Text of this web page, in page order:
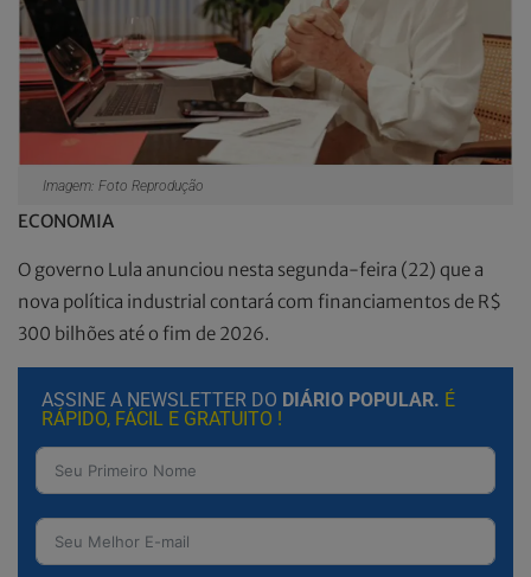
Imagem: Foto Reprodução
ECONOMIA
O governo Lula anunciou nesta segunda-feira (22) que a
nova política industrial contará com financiamentos de R$
300 bilhões até o fim de 2026.
ASSINE A NEWSLETTER DO DIÁRIO POPULAR. É
RÁPIDO, FÁCIL E GRATUITO !